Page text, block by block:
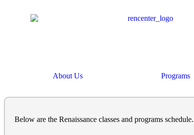
About Us Programs
Below are the Renaissance classes and programs